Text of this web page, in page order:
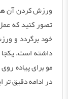
ورزش کردن آن
تصور کنید که
خود برگردد و
داشته است. یکجا
مو برای پیاده
در ادامه دقیق